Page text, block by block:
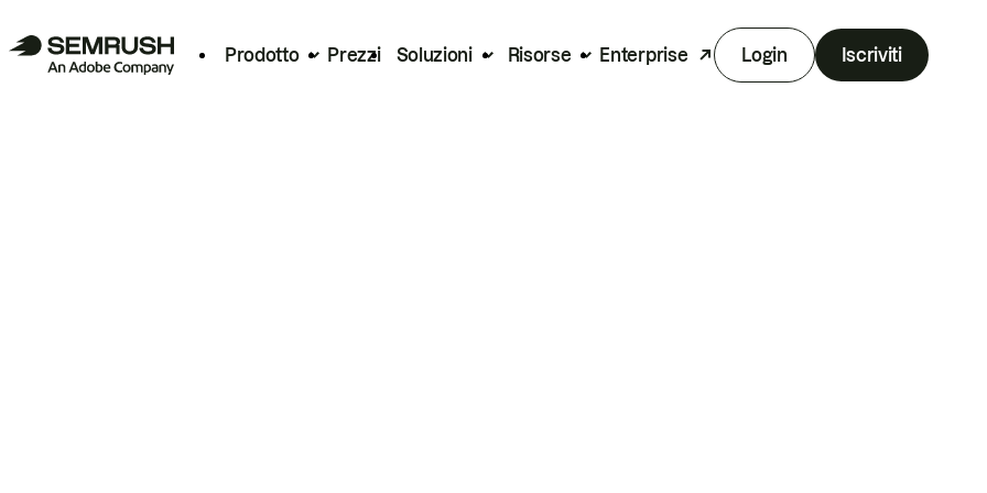
Prodotto Prezzi Soluzioni Risorse Enterprise Login Iscriviti